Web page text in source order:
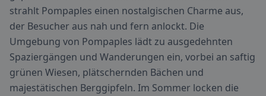
strahlt Pompaples einen nostalgischen Charme aus,
der Besucher aus nah und fern anlockt. Die
Umgebung von Pompaples lädt zu ausgedehnten
Spaziergängen und Wanderungen ein, vorbei an saftig
grünen Wiesen, plätschernden Bächen und
majestätischen Berggipfeln. Im Sommer locken die